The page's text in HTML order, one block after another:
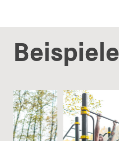
Beispiele